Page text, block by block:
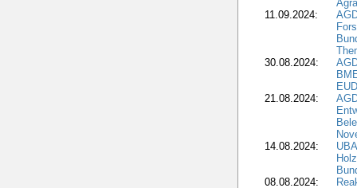
11.09.2024:
30.08.2024:
21.08.2024:
14.08.2024:
08.08.2024: